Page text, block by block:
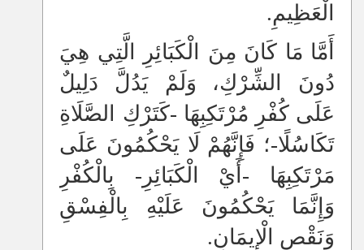
الْعَظِيمِ.
أَمَّا مَا كَانَ مِنَ الْكَبَائِرِ الَّتِي هِيَ
دُونَ الشِّرْكِ، وَلَمْ يَدُلَّ دَلِيلٌ
عَلَى كُفْرِ مُرْتَكِبِهَا -كَتَرْكِ الصَّلَاةِ
تَكَاسُلًا-؛ فَإِنَّهُمْ لَا يَحْكُمُونَ عَلَى
مَرْتَكِبِهَا -أَيْ الْكَبَائِرِ- بِالْكُفْرِ
وَإِنَّمَا يَحْكُمُونَ عَلَيْهِ بِالْفِسْقِ
وَنَقْصِ الْإِيمَانِ‏.‏